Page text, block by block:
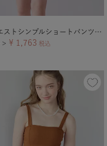
ハイウエストシンプルショートパンツ/水着【メール便可／60】
＞ ¥ 1,763 税込